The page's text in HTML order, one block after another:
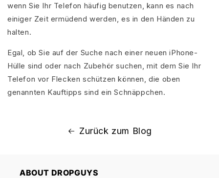
wenn Sie Ihr Telefon häufig benutzen, kann es nach
einiger Zeit ermüdend werden, es in den Händen zu
halten.
Egal, ob Sie auf der Suche nach einer neuen iPhone-
Hülle sind oder nach Zubehör suchen, mit dem Sie Ihr
Telefon vor Flecken schützen können, die oben
genannten Kauftipps sind ein Schnäppchen.
Zurück zum Blog
ABOUT DROPGUYS